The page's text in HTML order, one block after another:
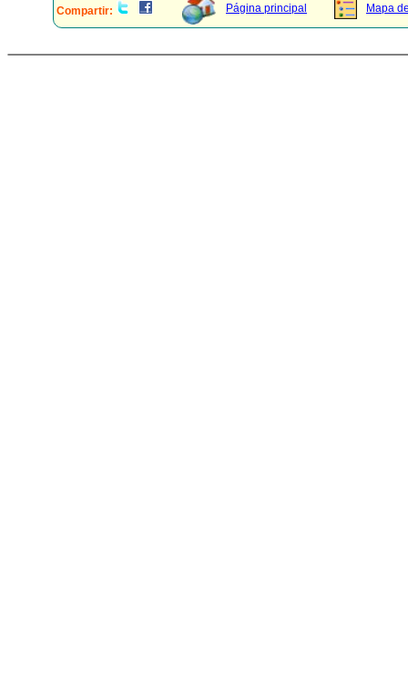
Compartir: Página principal Mapa